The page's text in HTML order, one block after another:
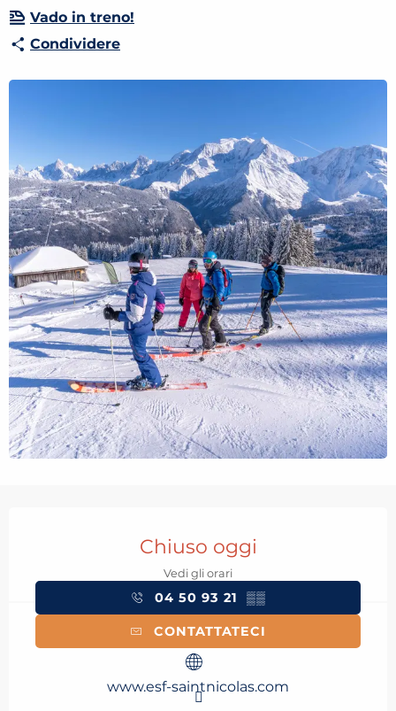
Vado in treno!
Condividere
Chiuso oggi
Vedi gli orari
04 50 93 21 ▒▒
CONTATTATECI
www.esf-saintnicolas.com